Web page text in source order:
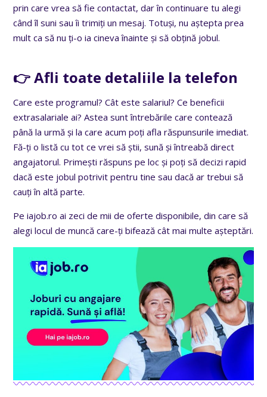
prin care vrea să fie contactat, dar în continuare tu alegi
când îl suni sau îi trimiți un mesaj. Totuși, nu aștepta prea
mult ca să nu ți-o ia cineva înainte și să obțină jobul.
👉 Afli toate detaliile la telefon
Care este programul? Cât este salariul? Ce beneficii
extrasalariale ai? Astea sunt întrebările care contează
până la urmă și la care acum poți afla răspunsurile imediat.
Fă-ți o listă cu tot ce vrei să știi, sună și întreabă direct
angajatorul. Primești răspuns pe loc și poți să decizi rapid
dacă este jobul potrivit pentru tine sau dacă ar trebui să
cauți în altă parte.
Pe iajob.ro ai zeci de mii de oferte disponibile, din care să
alegi locul de muncă care-ți bifează cât mai multe așteptări.